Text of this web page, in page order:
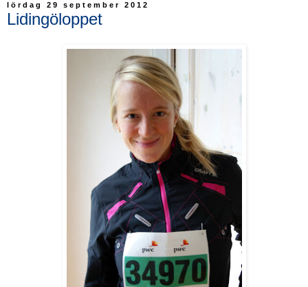
lördag 29 september 2012
Lidingöloppet